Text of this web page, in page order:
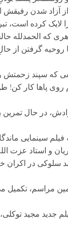
شدن رفیقش
کرده است،
که الحمدلله
روحیه گرفتن
که سپند
روی پاها کار کن!
در حال
سینمایی
و استاد عزت
مراسم، تکمیل
جدید مجید